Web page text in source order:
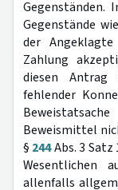
Gegenständen.
Gegenstände
der
Zahlung
diesen Antrag
fehlender
Beweismittel
§ 244Abs. 3
Wesentlichen
allenfalls